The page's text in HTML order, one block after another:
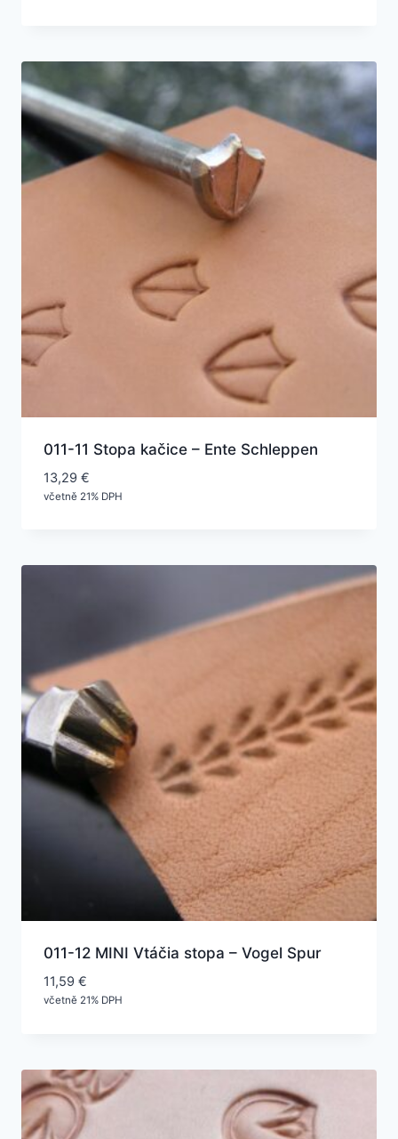
011-11 Stopa kačice – Ente Schleppen
13,29 €
včetně 21% DPH
011-12 MINI Vtáčia stopa – Vogel Spur
11,59 €
včetně 21% DPH